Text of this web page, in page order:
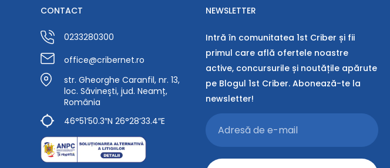
CONTACT
0233280300
office@cribernet.ro
str. Gheorghe Caranfil, nr. 13,
loc. Săvinești, jud. Neamț,
România
46°51’50.3″N 26°28’33.4″E
NEWSLETTER
Intră în comunitatea 1st Criber și fii
primul care află ofertele noastre
active, concursurile și noutățile apărute
pe Blogul 1st Criber. Abonează-te la
newsletter!